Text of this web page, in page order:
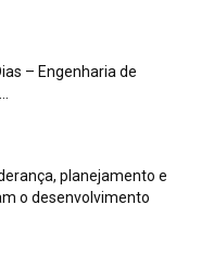
– Engenharia de
planejamento e
o desenvolvimento